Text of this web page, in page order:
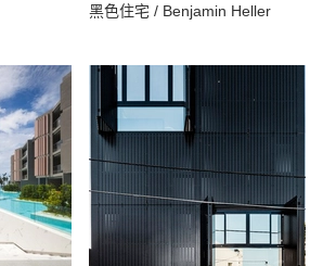
黑色住宅 / Benjamin Heller